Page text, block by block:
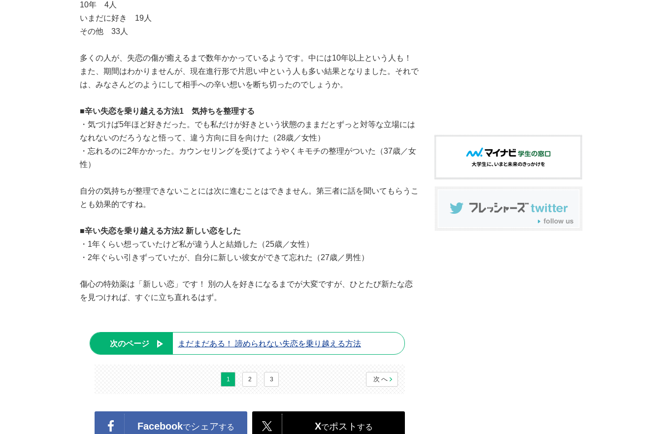
10年 4人
いまだに好き 19人
その他 33人
多くの人が、失恋の傷が癒えるまで数年かかっているようです。中には10年以上という人も！
また、期間はわかりませんが、現在進行形で片思い中という人も多い結果となりました。それで
は、みなさんどのようにして相手への辛い想いを断ち切ったのでしょうか。
■辛い失恋を乗り越える方法1 気持ちを整理する
・気づけば5年ほど好きだった。でも私だけが好きという状態のままだとずっと対等な立場には
なれないのだろうなと悟って、違う方向に目を向けた（28歳／女性）
・忘れるのに2年かかった。カウンセリングを受けてようやくキモチの整理がついた（37歳／女
性）
自分の気持ちが整理できないことには次に進むことはできません。第三者に話を聞いてもらうこ
とも効果的ですね。
■辛い失恋を乗り越える方法2 新しい恋をした
・1年くらい想っていたけど私が違う人と結婚した（25歳／女性）
・2年ぐらい引きずっていたが、自分に新しい彼女ができて忘れた（27歳／男性）
傷心の特効薬は「新しい恋」です！ 別の人を好きになるまでが大変ですが、ひとたび新たな恋
を見つければ、すぐに立ち直れるはず。
次のページ まだまだある！ 諦められない失恋を乗り越える方法
1 2 3 次へ
Facebookでシェアする Xでポスト する